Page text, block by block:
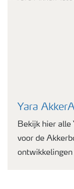
Yara
Bekijk hier alle
voor de
ontwikkelingen